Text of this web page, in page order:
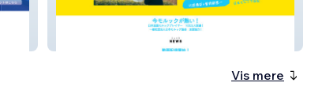
映画TODOKU YO-NA公式サイト
Vis mere